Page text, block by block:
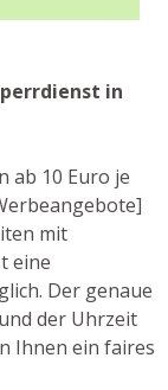
in
ab 10 Euro je
mit
eine
Der genaue
der Uhrzeit
Ihnen ein faires